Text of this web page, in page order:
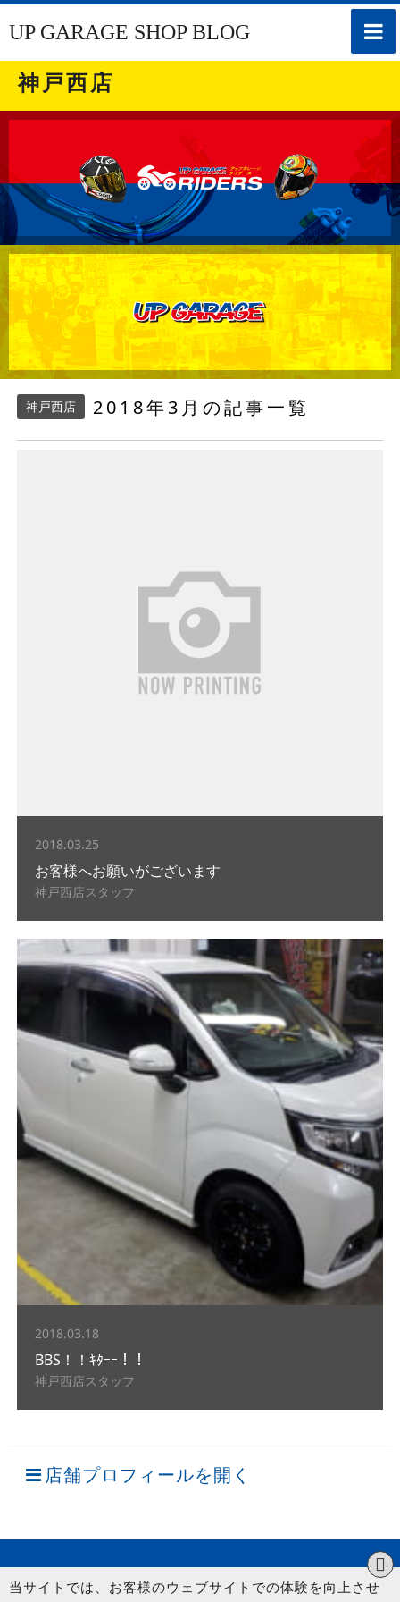
toggle
UP GARAGE SHOP BLOG
神戸西店
神戸西店 2018年3月の記事一覧
2018.03.25
お客様へお願いがございます
神戸西店スタッフ
2018.03.18
BBS！！ｷﾀｰｰ！！
神戸西店スタッフ
店舗プロフィールを開く
当サイトでは、お客様のウェブサイトでの体験を向上させ